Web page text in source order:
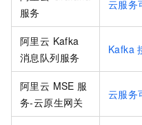
服务
云服务
阿里云 Kafka
消息队列服务
Kafka
阿里云 MSE 服
务-云原生网关
云服务